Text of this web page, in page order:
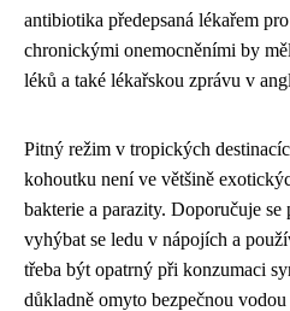
antibiotika předepsaná lékařem
chronickými onemocněními by
léků a také lékařskou zprávu v
Pitný režim v tropických
kohoutku není ve většině
bakterie a parazity. Doporučuje
vyhýbat se ledu v nápojích a
třeba být opatrný při konzumaci
důkladně omyto bezpečnou